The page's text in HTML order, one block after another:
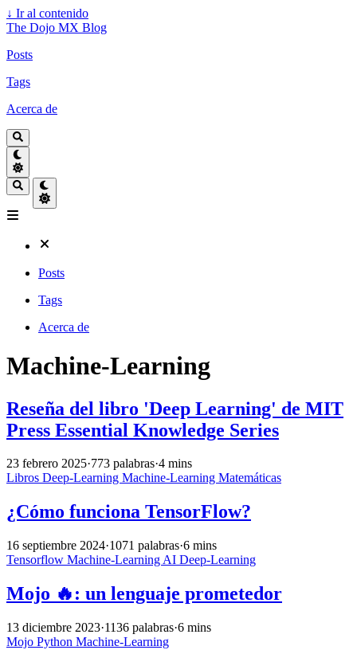
↓ Ir al contenido
The Dojo MX Blog
Posts
Tags
Acerca de
Posts
Tags
Acerca de
Machine-Learning
Reseña del libro 'Deep Learning' de MIT
Press Essential Knowledge Series
23 febrero 2025·773 palabras·4 mins
Libros Deep-Learning Machine-Learning Matemáticas
¿Cómo funciona TensorFlow?
16 septiembre 2024·1071 palabras·6 mins
Tensorflow Machine-Learning AI Deep-Learning
Mojo 🔥: un lenguaje prometedor
13 diciembre 2023·1136 palabras·6 mins
Mojo Python Machine-Learning